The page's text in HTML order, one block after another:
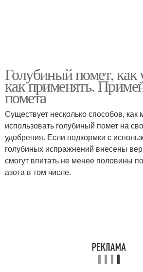
Голубиный помет, как
как применять.
помета
Существует несколько способов, как
использовать голубиный помет на
удобрения. Если подкормки с
голубиных испражнений внесены
смогут впитать не менее половины
азота в том числе.